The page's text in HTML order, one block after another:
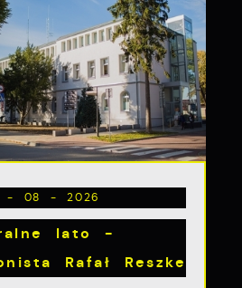
- 08 - 2026
lato -
Rafał Reszke